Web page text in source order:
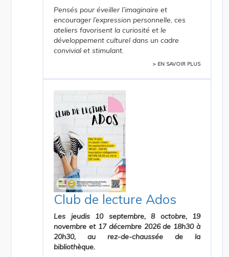
Pensés pour éveiller l’imaginaire et
encourager l’expression personnelle, ces
ateliers favorisent la curiosité et le
développement culturel dans un cadre
convivial et stimulant.
> EN SAVOIR PLUS
Club de lecture Ados
Les jeudis 10 septembre, 8 octobre, 19
novembre et 17 décembre 2026 de 18h30 à
20h30, au rez-de-chaussée de la
bibliothèque.